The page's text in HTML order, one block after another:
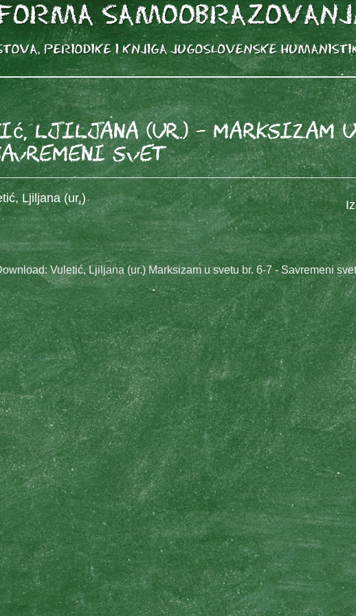
Ljiljana (ur.) - Marksizam
svet
Ljiljana (ur.)
Vuletić, Ljiljana (ur.) Marksizam u svetu br. 6-7 - Savremeni